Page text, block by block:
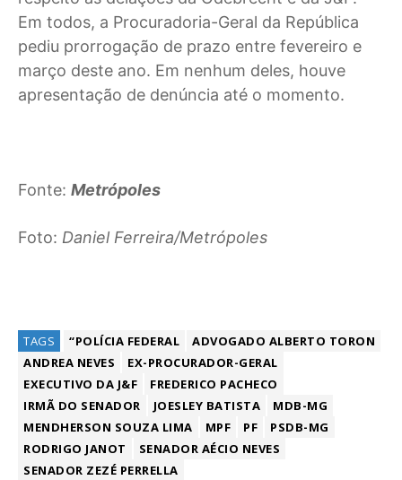
Em todos, a Procuradoria-Geral da República
pediu prorrogação de prazo entre fevereiro e
março deste ano. Em nenhum deles, houve
apresentação de denúncia até o momento.
Fonte: Metrópoles
Foto: Daniel Ferreira/Metrópoles
TAGS “POLÍCIA FEDERAL
ADVOGADO ALBERTO TORON
ANDREA NEVES
EX-PROCURADOR-GERAL
EXECUTIVO DA J&F
FREDERICO PACHECO
IRMÃ DO SENADOR
JOESLEY BATISTA
MDB-MG
MENDHERSON SOUZA LIMA
MPF PF
PSDB-MG
RODRIGO JANOT
SENADOR AÉCIO NEVES
SENADOR ZEZÉ PERRELLA